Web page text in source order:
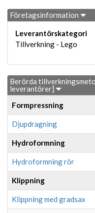
Företagsinformation
Leverantörskategori
Tillverkning - Lego
Berörda
leverantörer]
Formpressning
Djupdragning
Hydroformning
Hydroformning rör
Klippning
Klippning med gradsax